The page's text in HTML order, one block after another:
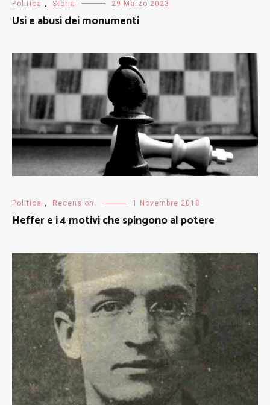
Politica , Storia 29 Marzo 2023
Usi e abusi dei monumenti
Politica , Recensioni 1 Novembre 2018
Heffer e i 4 motivi che spingono al potere